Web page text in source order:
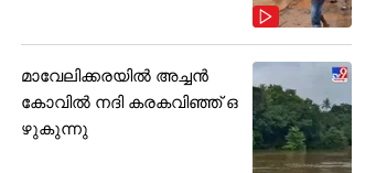
മാവേലിക്കരയിൽ അച്ചൻ
കോവിൽ നദി കരകവിഞ്ഞ് ഒ
ഴുകുന്നു